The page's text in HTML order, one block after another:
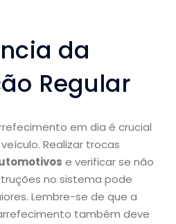
da
Regular
em dia é crucial
Realizar trocas
e verificar se não
no sistema pode
Lembre-se de que a
também deve